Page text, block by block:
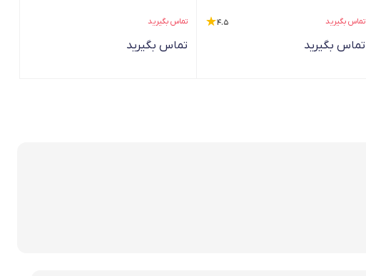
تماس بگیرید 4.5
تماس بگیرید
تماس بگیرید
تماس بگیرید